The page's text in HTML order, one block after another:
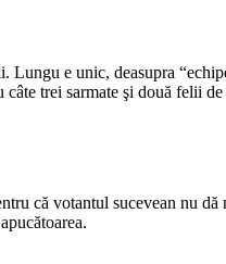
e unic, deasupra
trei sarmate şi două felii de
că votantul sucevean nu